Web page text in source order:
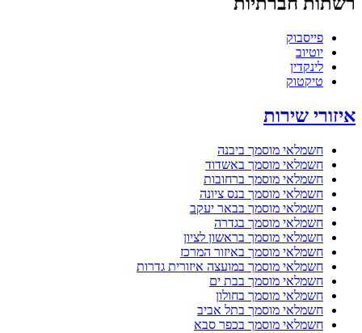
פייסבוק
יוטיוב
לינקדין
טיקטוק
איזורי שירות
חשמלאי מוסמך ביבנה
חשמלאי מוסמך באשדוד
חשמלאי מוסמך ברחובות
חשמלאי מוסמך בנס ציונה
חשמלאי מוסמך בבאר יעקב
חשמלאי מוסמך בגדרה
חשמלאי מוסמך בראשון לציון
חשמלאי מוסמך באיזור המרכז
חשמלאי מוסמך במועצה איזורית גדרות
חשמלאי מוסמך בבת ים
חשמלאי מוסמך בחולון
חשמלאי מוסמך בתל אביב
חשמלאי מוסמך בכפר סבא